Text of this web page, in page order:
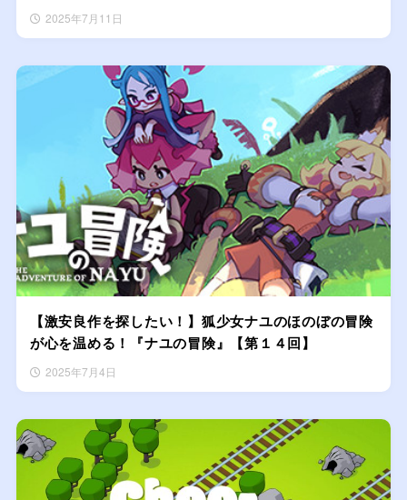
2025年7月11日
【激安良作を探したい！】狐少女ナユのほのぼの冒険
が心を温める！『ナユの冒険』【第１４回】
2025年7月4日